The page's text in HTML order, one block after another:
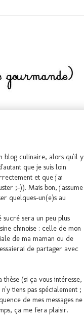
blog culinaire, alors qu'il y
que je suis loin
et que j'ai
;-)). Mais bon, j'assume
quelques-un(e)s au
sucré sera un peu plus
chinoise : celle de mon
de ma maman ou de
de partager avec
(si ça vous intéresse,
tiens pas spécialement ;
de mes messages ne
ça me fera plaisir.